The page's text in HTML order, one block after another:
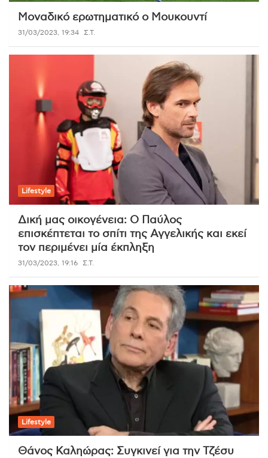
Μοναδικό ερωτηματικό ο Μουκουντί
31/03/2023, 19:34 Σ.Τ.
Lifestyle
Δική μας οικογένεια: Ο Παύλος
επισκέπτεται το σπίτι της Αγγελικής και εκεί
τον περιμένει μία έκπληξη
31/03/2023, 19:16 Σ.Τ.
Lifestyle
Θάνος Καληώρας: Συγκινεί για την Τζέσυ